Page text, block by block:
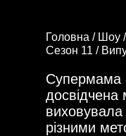
Головна / Шоу /
Сезон 11 /
Супермама
виховувала
різними